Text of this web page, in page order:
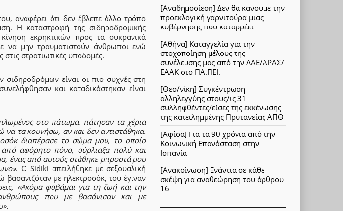
αναφέρει ότι δεν έβλεπε άλλο τρόπο
Η καταστροφή της σιδηροδρομικής
εκρηκτικών προς τα ουκρανικά
να μην τραυματιστούν άνθρωποι ενώ
στρατιωτικές υποδομές.
σιδηροδρόμων είναι οι πιο συχνές στη
και καταδικάστηκαν είναι
στο πάτωμα, πάτησαν τα χέρια
να τα κουνήσω, αν και δεν αντιστάθηκα.
διαπέρασε το σώμα μου, το οποίο
αφόρητο πόνο, ούρλιαξα πολύ και
ένας από αυτούς στάθηκε μπροστά μου
. Ο Sidiki απειλήθηκε με σεξουαλική
βασανιζόταν με ηλεκτροσόκ, του έγιναν
«Ακόμα φοβάμαι για τη ζωή και την
που με βασάνισαν και με
[Αναδημοσίεση] Δεν θα κανουμε την
προεκλογική γαρνιτούρα μιας
κυβέρνησης που καταρρέει
[Αθήνα] Καταγγελία για την
στοχοποίηση μέλους της
συνέλευσης μας από την ΛΑΕ/ΑΡΑΣ/
ΕΑΑΚ στο ΠΑ.ΠΕΙ.
[Θεσ/νίκη] Συγκέντρωση
αλληλεγγύης στους/ις 31
συλληφθέντες/είσες της εκκένωσης
της κατειλημμένης Πρυτανείας ΑΠΘ
[Αφίσα] Για τα 90 χρόνια από την
Κοινωνική Επανάσταση στην
Ισπανία
[Ανακοίνωση] Ενάντια σε κάθε
σκέψη για αναθεώρηση του άρθρου
16